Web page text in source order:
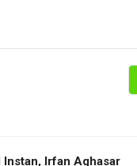
Irfan Aghasar